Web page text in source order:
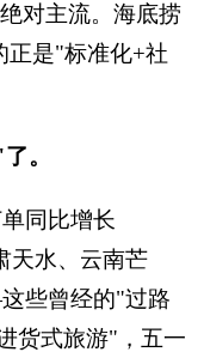
对主流。海底捞
正是"标准化+社
。
同比增长
天水、云南芒
些曾经的"过路
货式旅游"，五一